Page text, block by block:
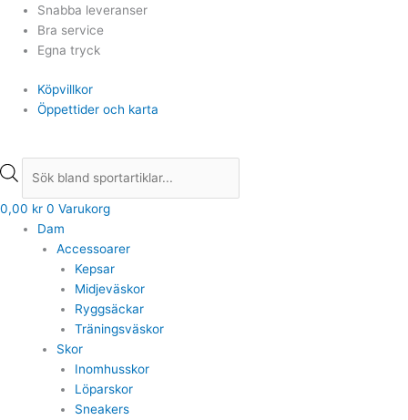
Hoppa
innehåll
Snabba leveranser
Bra service
Egna tryck
Köpvillkor
Öppettider och karta
Products
search
0,00 kr 0 Varukorg
Dam
Accessoarer
Kepsar
Midjeväskor
Ryggsäckar
Träningsväskor
Skor
Inomhusskor
Löparskor
Sneakers
Products
search